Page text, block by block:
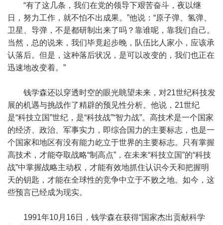
“有了这几条，我们在党的领导下艰苦奋斗，夜以继
日，努力工作，就不怕不出成果。”他说：“原子弹、氢弹、
卫星、导弹，不是都研制出来了吗？靠谁呢，靠我们自己。
当然，总的说来，我们毕竟起步晚，队伍比人家小，应该承
认落后。但是，这种落后状况，是可以改变的，我们也正在
迅速地改变着。”
钱学森还以穿透时空的眼光眺望未来，对21世纪科技发
展的机遇与挑战作了精辟的预见性分析。他说，21世纪
是“科技立国”世纪，是“科技战”“智力战”。高技术是一个国家
的经济、政治、军事实力，即综合国力的主要标志，也是一
个国家和地区有没有能力屹立于世界的主要标志。只有掌握
高技术，才能夺取战略“制高点”，在未来“科技立国”的“科技
战”中掌握战略主动权，才能有效地抓住认识今天和把握明
天的钥匙，才能在全球性的竞争中立于不败之地。如今，这
些预言已经成为现实。
1991年10月16日，钱学森在获得“国家杰出贡献科学